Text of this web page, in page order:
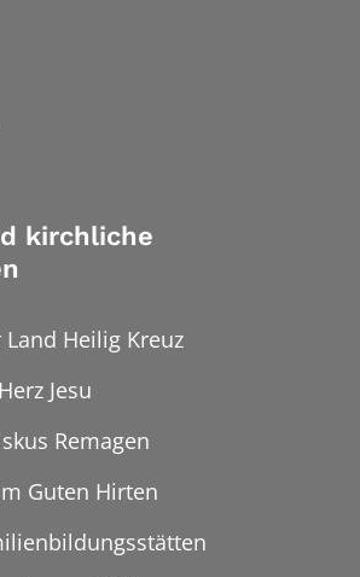
kirchliche
Heilig Kreuz
Jesu
Remagen
Guten Hirten